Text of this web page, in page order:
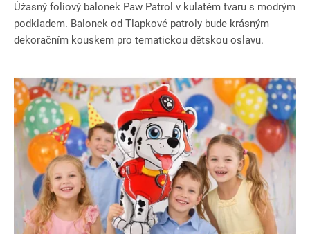
Úžasný foliový balonek Paw Patrol v kulatém tvaru s modrým
podkladem. Balonek od Tlapkové patroly bude krásným
dekoračním kouskem pro tematickou dětskou oslavu.